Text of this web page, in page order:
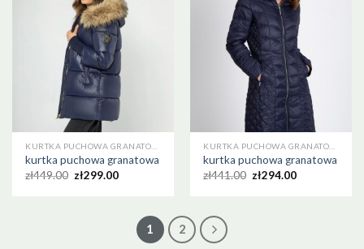
kurtka puchowa granatowa
zł449.00 zł299.00
kurtka puchowa granatowa
zł441.00 zł294.00
1 2